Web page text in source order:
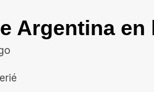
Argentina